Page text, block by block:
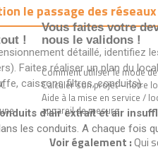
!
Vous faites votre
nous le validons !
Comment utiliser le mode
Calculer son projet - notre
Aide à la mise en service /
appareil de mesure
Voir également :Qui
le passage des
détaillé, identifiez
Faites réaliser un plan du
caissons filtres, conduits).
d’air extrait et air
les conduits. A chaque fois